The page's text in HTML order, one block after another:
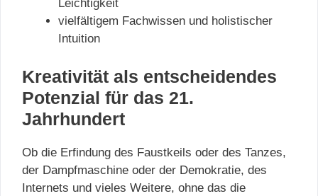
Leichtigkeit
vielfältigem Fachwissen und holistischer
Intuition
Kreativität als entscheidendes
Potenzial für das 21.
Jahrhundert
Ob die Erfindung des Faustkeils oder des Tanzes,
der Dampfmaschine oder der Demokratie, des
Internets und vieles Weitere, ohne das die